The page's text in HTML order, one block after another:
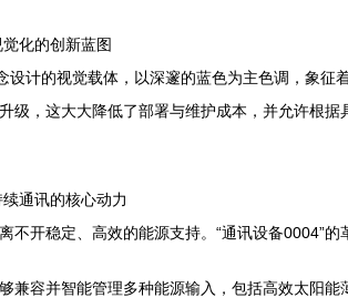
化的创新蓝图
设计的视觉载体，以深邃的蓝色为主色调，象
级，这大大降低了部署与维护成本，并允许根
通讯的核心动力
不开稳定、高效的能源支持。“通讯设备0004”
兼容并智能管理多种能源输入，包括高效太阳